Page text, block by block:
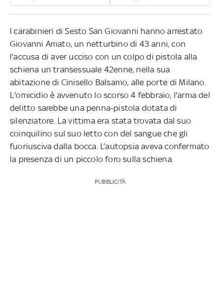
I carabinieri di Sesto San Giovanni hanno arrestato
Giovanni Amato, un netturbino di 43 anni, con
l'accusa di aver ucciso con un colpo di pistola alla
schiena un transessuale 42enne, nella sua
abitazione di Cinisello Balsamo, alle porte di Milano.
L'omicidio è avvenuto lo scorso 4 febbraio, l'arma del
delitto sarebbe una penna-pistola dotata di
silenziatore. La vittima era stata trovata dal suo
coinquilino sul suo letto con del sangue che gli
fuoriusciva dalla bocca. L’autopsia aveva confermato
la presenza di un piccolo foro sulla schiena.
PUBBLICITÀ